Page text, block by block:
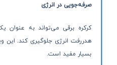
صرفه‌جویی در انرژی
کرکره برقی می‌تواند به عنوان
هدررفت انرژی جلوگیری کند. این
بسیار مفید است.